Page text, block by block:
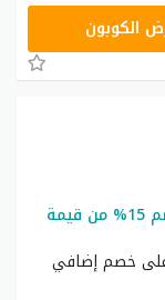
الكوبون
كوبون هنقرستيشن توصيل مجاني تويتر خصم 15% من قيمة
خصم إضافي